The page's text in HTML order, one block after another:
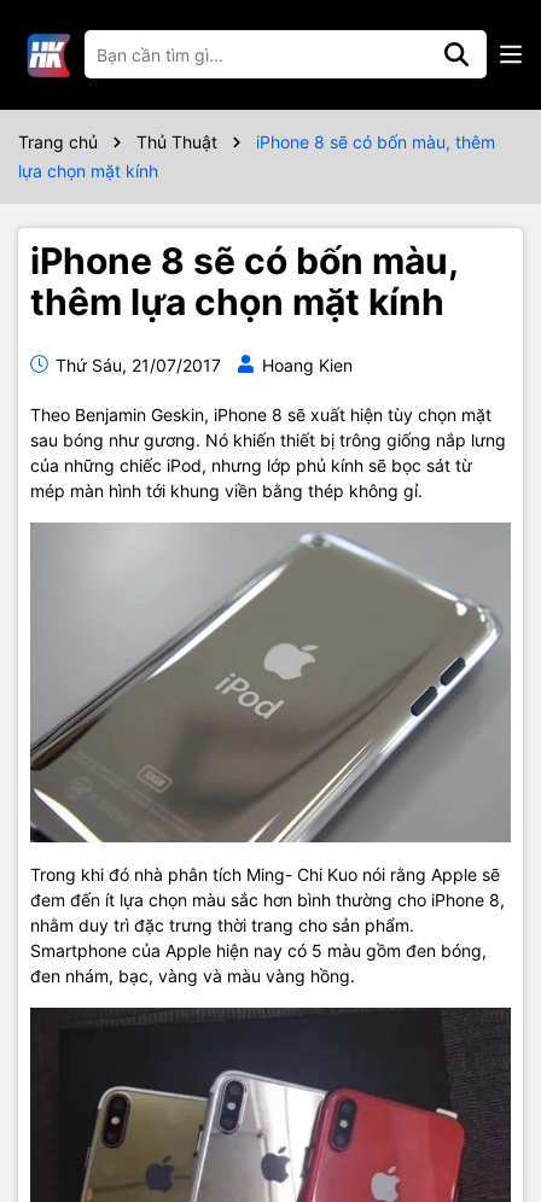
Trang chủ Thủ Thuật
iPhone 8 sẽ có bốn màu, thêm
lựa chọn mặt kính
iPhone 8 sẽ có bốn màu,
thêm lựa chọn mặt kính
Thứ Sáu, 21/07/2017 Hoang Kien
Theo Benjamin Geskin, iPhone 8 sẽ xuất hiện tùy chọn mặt
sau bóng như gương. Nó khiến thiết bị trông giống nắp lưng
của những chiếc iPod, nhưng lớp phủ kính sẽ bọc sát từ
mép màn hình tới khung viền bằng thép không gỉ.
Trong khi đó nhà phân tích Ming- Chi Kuo nói rằng Apple sẽ
đem đến ít lựa chọn màu sắc hơn bình thường cho iPhone 8,
nhằm duy trì đặc trưng thời trang cho sản phẩm.
Smartphone của Apple hiện nay có 5 màu gồm đen bóng,
đen nhám, bạc, vàng và màu vàng hồng.